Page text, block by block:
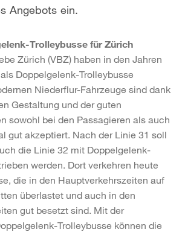
Angebots ein.
Trolleybusse für Zürich
Zürich (VBZ) haben in den Jahren
Doppelgelenk-Trolleybusse
Niederflur-Fahrzeuge sind dank
Gestaltung und der guten
sowohl bei den Passagieren als auch
gut akzeptiert. Nach der Linie 31 soll
die Linie 32 mit Doppelgelenk-
werden. Dort verkehren heute
die in den Hauptverkehrszeiten auf
überlastet und auch in den
gut besetzt sind. Mit der
Trolleybusse können die